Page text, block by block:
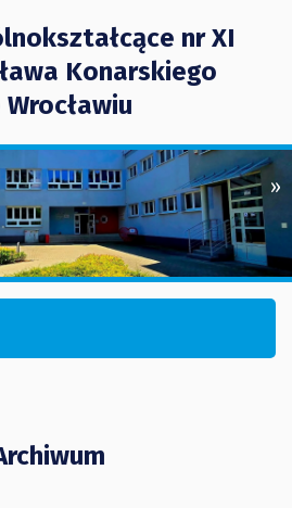
nr XI
Konarskiego
»